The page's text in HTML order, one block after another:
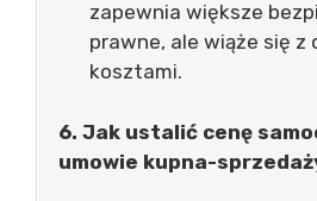
zapewnia większe
prawne, ale wiąże się z
kosztami.
6. Jak ustalić cenę
umowie kupna-